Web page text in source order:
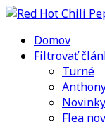
Domov
Filtrovať
Turné
Flea